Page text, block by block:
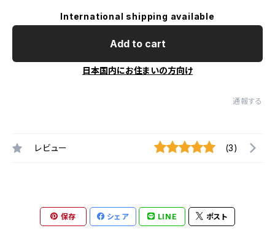
International shipping available
Add to cart
日本国内にお住まいの方向け
通報する
レビュー (3)
保存 シェア LINE ポスト